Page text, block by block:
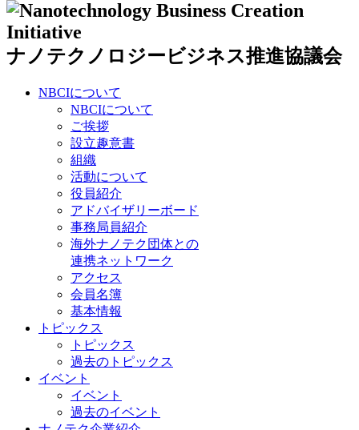
ナノテクノロジービジネス推進協議会
NBCIについて
NBCIについて
ご挨拶
設立趣意書
組織
活動について
役員紹介
アドバイザリーボード
事務局員紹介
海外ナノテク団体との
連携ネットワーク
アクセス
会員名簿
基本情報
トピックス
トピックス
過去のトピックス
イベント
イベント
過去のイベント